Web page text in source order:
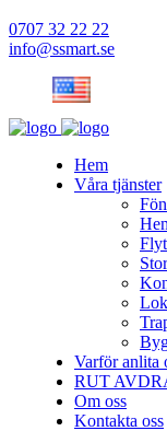
0707 32 22 22
info@ssmart.se
Hem
Våra tjänster
Varför anlita
RUT
Om oss
Kontakta oss